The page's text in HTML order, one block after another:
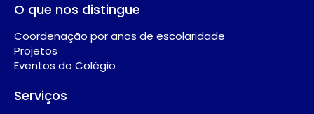
O que nos distingue
Coordenação por anos de escolaridade
Projetos
Eventos do Colégio
Serviços